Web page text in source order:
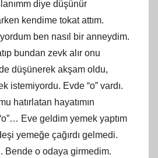
diye düşünür
kendime tokat attım.
ben nasıl bir anneydim.
bundan zevk alır onu
düşünerek akşam oldu,
istemiyordu. Evde “o” vardı.
hatırlatan hayatımın
Eve geldim yemek yaptım
yemeğe çağırdı gelmedi.
Bende o odaya girmedim.